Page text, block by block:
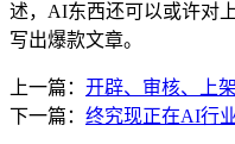
述，AI东西还可以或许对
写出爆款文章。
上一篇： 开辟、审核、上
下一篇： 终究现正在AI行